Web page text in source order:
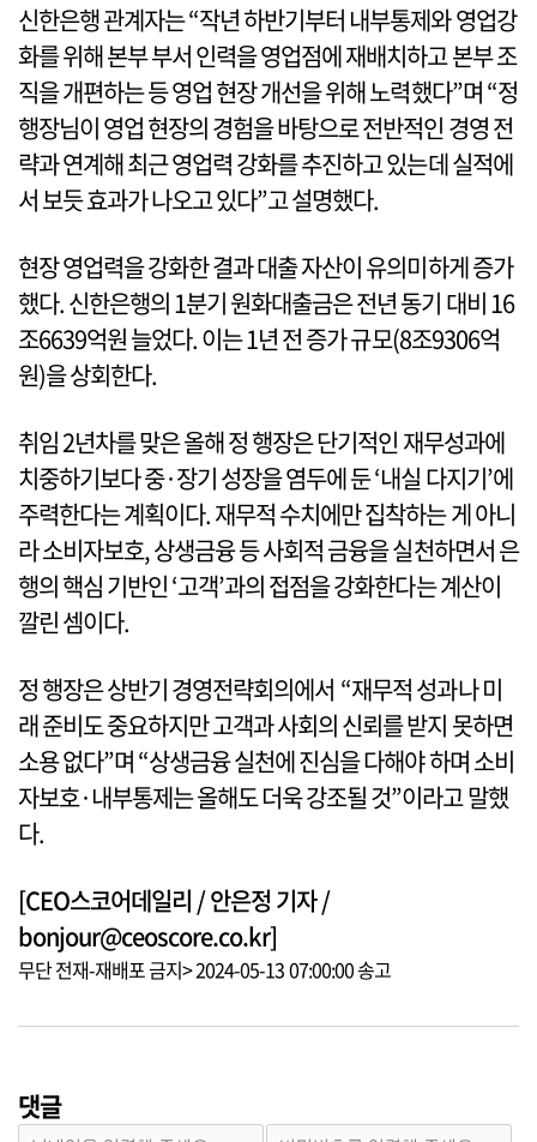
신한은행 관계자는 “작년 하반기부터 내부통제와 영업강
화를 위해 본부 부서 인력을 영업점에 재배치하고 본부 조
직을 개편하는 등 영업 현장 개선을 위해 노력했다”며 “정
행장님이 영업 현장의 경험을 바탕으로 전반적인 경영 전
략과 연계해 최근 영업력 강화를 추진하고 있는데 실적에
서 보듯 효과가 나오고 있다”고 설명했다.
현장 영업력을 강화한 결과 대출 자산이 유의미하게 증가
했다. 신한은행의 1분기 원화대출금은 전년 동기 대비 16
조6639억원 늘었다. 이는 1년 전 증가 규모(8조9306억
원)을 상회한다.
취임 2년차를 맞은 올해 정 행장은 단기적인 재무성과에
치중하기보다 중·장기 성장을 염두에 둔 ‘내실 다지기’에
주력한다는 계획이다. 재무적 수치에만 집착하는 게 아니
라 소비자보호, 상생금융 등 사회적 금융을 실천하면서 은
행의 핵심 기반인 ‘고객’과의 접점을 강화한다는 계산이
깔린 셈이다.
정 행장은 상반기 경영전략회의에서 “재무적 성과나 미
래 준비도 중요하지만 고객과 사회의 신뢰를 받지 못하면
소용 없다”며 “상생금융 실천에 진심을 다해야 하며 소비
자보호·내부통제는 올해도 더욱 강조될 것”이라고 말했
다.
[CEO스코어데일리 / 안은정 기자 /
bonjour@ceoscore.co.kr]
무단 전재-재배포 금지> 2024-05-13 07:00:00 송고
댓글